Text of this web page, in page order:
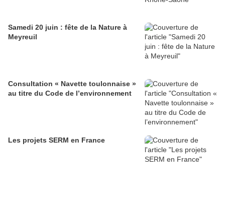
Samedi 20 juin : fête de la Nature à
Meyreuil
Consultation « Navette toulonnaise »
au titre du Code de l’environnement
Les projets SERM en France